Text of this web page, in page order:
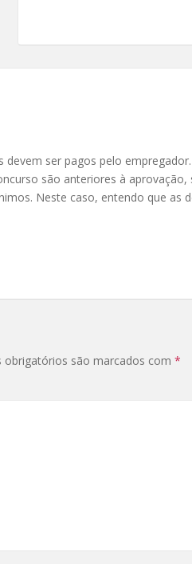
devem ser pagos pelo
são anteriores à aprovação,
Neste caso, entendo que as
obrigatórios são marcados com *